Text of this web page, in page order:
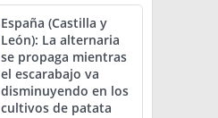
España (Castilla y
León): La alternaria
se propaga mientras
el escarabajo va
disminuyendo en los
cultivos de patata